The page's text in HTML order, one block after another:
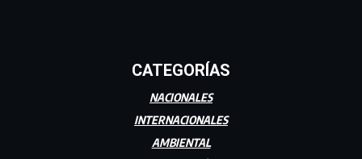
CATEGORÍAS
NACIONALES
INTERNACIONALES
AMBIENTAL